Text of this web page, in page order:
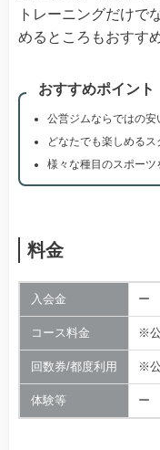
トレーニングだけで
めるところもおすす
おすすめポイント
公営ジムならではの安
どなたでも楽しめるス
様々な種目のスポーツ
料金
入会金 ー
コース料金 ※
回数券/都度利用 ※
体験等 ー